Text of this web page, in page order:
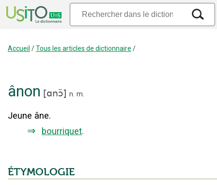
Accueil /Tous les articles de dictionnaire /
ânon [ɑnɔ̃] n. m.
Jeune âne.
⇒ bourriquet.
ÉTYMOLOGIE